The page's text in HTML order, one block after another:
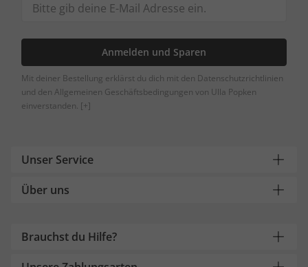
Anmelden und Sparen
Mit deiner Bestellung erklärst du dich mit den Datenschutzrichtlinien
und den Allgemeinen Geschäftsbedingungen von Ulla Popken
einverstanden. [+]
Unser Service
Über uns
Brauchst du Hilfe?